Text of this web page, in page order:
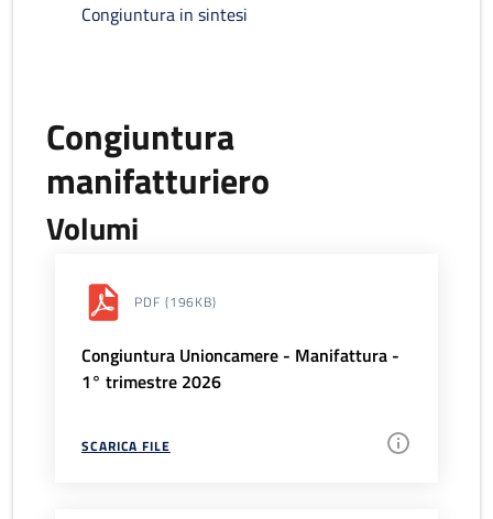
Congiuntura in sintesi
Congiuntura
manifatturiero
Volumi
PDF (196KB)
Congiuntura Unioncamere - Manifattura -
1° trimestre 2026
SCARICA FILE